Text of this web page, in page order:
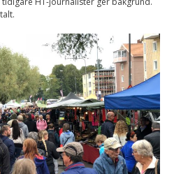
inte att välja
bort. De behövs
för att
hemsidan över
huvud taget
ska fungera.
Statistik
För att vi ska
kunna